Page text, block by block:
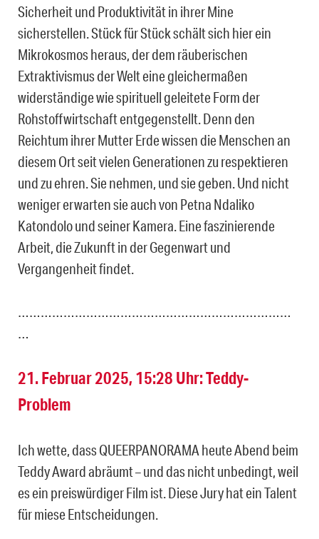
Sicherheit und Produktivität in ihrer Mine
sicherstellen. Stück für Stück schält sich hier ein
Mikrokosmos heraus, der dem räuberischen
Extraktivismus der Welt eine gleichermaßen
widerständige wie spirituell geleitete Form der
Rohstoffwirtschaft entgegenstellt. Denn den
Reichtum ihrer Mutter Erde wissen die Menschen an
diesem Ort seit vielen Generationen zu respektieren
und zu ehren. Sie nehmen, und sie geben. Und nicht
weniger erwarten sie auch von Petna Ndaliko
Katondolo und seiner Kamera. Eine faszinierende
Arbeit, die Zukunft in der Gegenwart und
Vergangenheit findet.
………………………………………………………………
…
21. Februar 2025, 15:28 Uhr: Teddy-
Problem
Ich wette, dass QUEERPANORAMA heute Abend beim
Teddy Award abräumt – und das nicht unbedingt, weil
es ein preiswürdiger Film ist. Diese Jury hat ein Talent
für miese Entscheidungen.